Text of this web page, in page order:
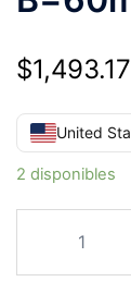
$1,493.17
United
2 disponibles
W33